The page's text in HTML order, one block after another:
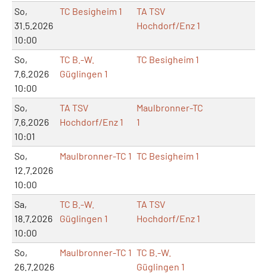
So,
31.5.2026
10:00
TC Besigheim 1
TA TSV
Hochdorf/Enz 1
So,
7.6.2026
10:00
TC B.-W.
Güglingen 1
TC Besigheim 1
So,
7.6.2026
10:01
TA TSV
Hochdorf/Enz 1
Maulbronner-TC
1
So,
12.7.2026
10:00
Maulbronner-TC 1 TC Besigheim 1
Sa,
18.7.2026
10:00
TC B.-W.
Güglingen 1
TA TSV
Hochdorf/Enz 1
So,
26.7.2026
Maulbronner-TC 1 TC B.-W.
Güglingen 1